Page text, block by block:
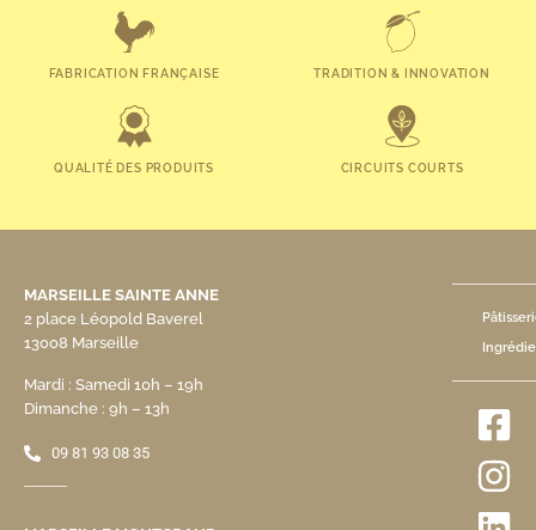
FABRICATION FRANÇAISE TRADITION & INNOVATION
QUALITÉ DES PRODUITS CIRCUITS COURTS
MARSEILLE SAINTE ANNE
2 place Léopold Baverel
13008 Marseille
Mardi : Samedi 10h – 19h
Dimanche : 9h – 13h
09 81 93 08 35